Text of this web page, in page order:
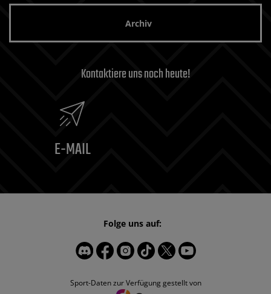
Archiv
Kontaktiere uns noch heute!
E-MAIL
Sport-Daten zur Verfügung gestellt von
Folge uns auf: